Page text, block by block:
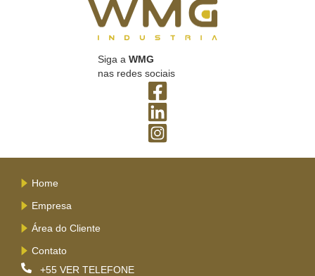
Siga a WMG
nas redes sociais
Home
Empresa
Área do Cliente
Contato
+55 VER TELEFONE